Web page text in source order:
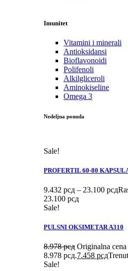
Imunitet
Vitamini i minerali
Antioksidansi
Bioflavonoidi
Polifenoli
Alkilgliceroli
Aminokiseline
Omega 3
Nedeljna ponuda
Sale!
PROFERTIL 60-80
9.432 рсд – 23.100 рсд
23.100 рсд
Sale!
PULSNI OKSIMETAR A310
8.978рсд Originalna
8.978 рсд.7.458 рсд
Sale!